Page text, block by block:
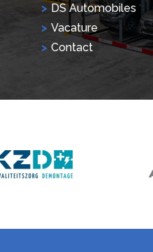
DS Automobiles
Vacature
Contact